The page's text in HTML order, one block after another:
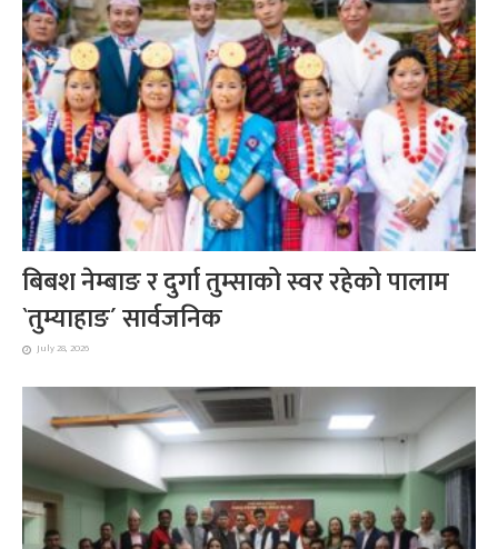
बिबश नेम्बाङ र दुर्गा तुम्साको स्वर रहेको पालाम
`तुम्याहाङ´ सार्वजनिक
July 28, 2026